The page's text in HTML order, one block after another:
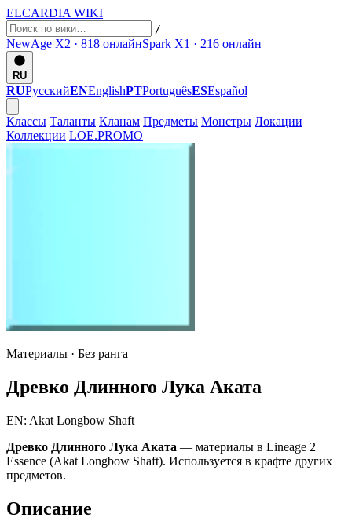
ELCARDIA WIKI
/
NewAge X2 · 818 онлайнSpark X1 · 216 онлайн
RU
RUРусскийENEnglishPTPortuguêsESEspañol
Классы Таланты Кланам Предметы Монстры Локации
Коллекции LOE.PROMO
Материалы · Без ранга
Древко Длинного Лука Аката
EN: Akat Longbow Shaft
Древко Длинного Лука Аката — материалы в Lineage 2
Essence (Akat Longbow Shaft). Используется в крафте других
предметов.
Описание